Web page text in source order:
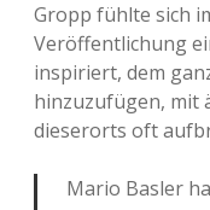
Gropp fühlte sich
Veröffentlichung
inspiriert, dem
hinzuzufügen, mit
dieserorts oft
Mario Basler